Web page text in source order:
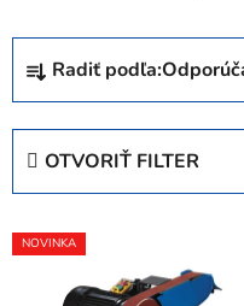
R
d
e
Radiť podľa:
OTVORIŤ FILTER
V
ý
NOVINKA